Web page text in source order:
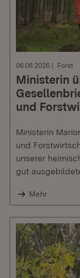
06.08.2026 Forst
Ministerin
und
Ministerin
und
unserer
gut
Mehr